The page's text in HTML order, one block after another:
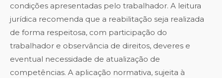
condições apresentadas pelo trabalhador. A leitura
jurídica recomenda que a reabilitação seja realizada
de forma respeitosa, com participação do
trabalhador e observância de direitos, deveres e
eventual necessidade de atualização de
competências. A aplicação normativa, sujeita à